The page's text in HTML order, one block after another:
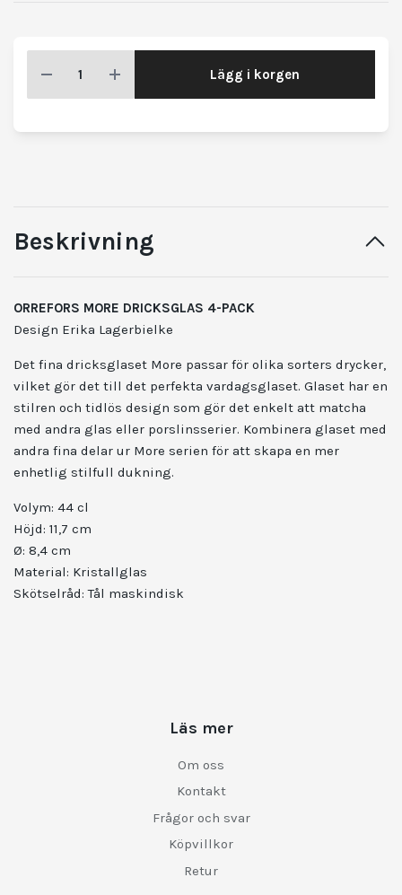
Lägg i korgen
Beskrivning
ORREFORS MORE DRICKSGLAS 4-PACK
Design Erika Lagerbielke
Det fina dricksglaset More passar för olika sorters drycker,
vilket gör det till det perfekta vardagsglaset. Glaset har en
stilren och tidlös design som gör det enkelt att matcha
med andra glas eller porslinsserier. Kombinera glaset med
andra fina delar ur More serien för att skapa en mer
enhetlig stilfull dukning.
Volym: 44 cl
Höjd: 11,7 cm
Ø: 8,4 cm
Material: Kristallglas
Skötselråd: Tål maskindisk
Läs mer
Om oss
Kontakt
Frågor och svar
Köpvillkor
Retur